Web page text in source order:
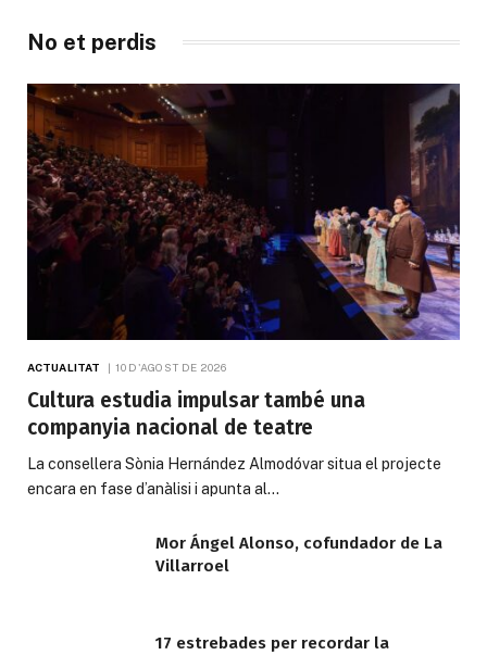
No et perdis
ACTUALITAT 10 D'AGOST DE 2026
Cultura estudia impulsar també una
companyia nacional de teatre
La consellera Sònia Hernández Almodóvar situa el projecte
encara en fase d’anàlisi i apunta al…
Mor Ángel Alonso, cofundador de La
Villarroel
17 estrebades per recordar la